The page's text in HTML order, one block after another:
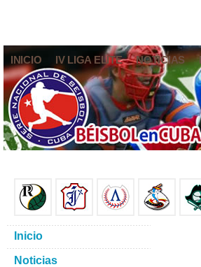
INICIO IV LIGA ELITE NOTICIAS
Inicio
Noticias